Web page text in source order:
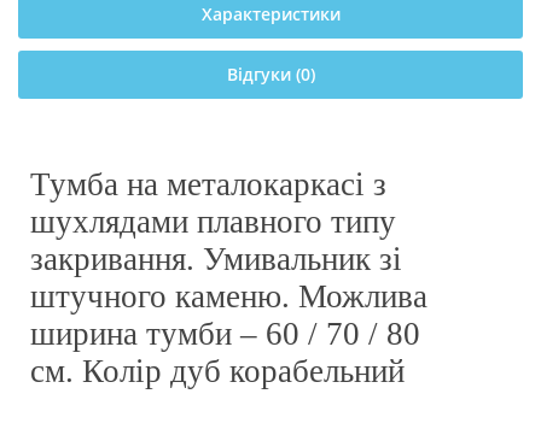
Характеристики
Відгуки (0)
Тумба на металокаркасі з
шухлядами плавного типу
закривання. Умивальник зі
штучного каменю. Можлива
ширина тумби – 60 / 70 / 80
см. Колір дуб корабельний